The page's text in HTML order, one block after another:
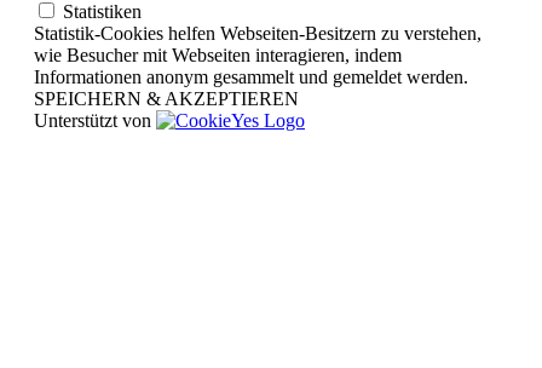
Statistiken
Statistik-Cookies helfen Webseiten-Besitzern zu verstehen,
wie Besucher mit Webseiten interagieren, indem
Informationen anonym gesammelt und gemeldet werden.
SPEICHERN & AKZEPTIEREN
Unterstützt von